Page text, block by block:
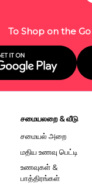
To Shop on the
சமையலறை & வீடு
சமையல் அறை
மதிய உணவு பெட்டி
உணவுகள் &
பாத்திரங்கள்